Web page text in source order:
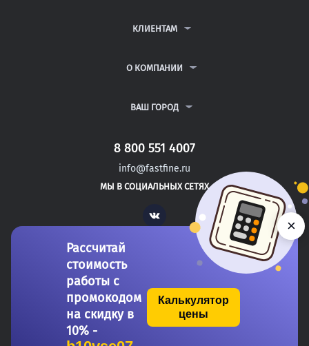
ДИПЛОМНЫЕ РАБОТЫ
РЕФЕРАТЫ
КЛИЕНТАМ
ВОПРОСЫ И ОТВЕТЫ
ПОЛИТИКА КОНФИДЕНЦИАЛЬНОСТИ
О КОМПАНИИ
КОНТАКТЫ
ВАШ ГОРОД
САНКТ-ПЕТЕРБУРГ
АНГАРСК
АРЗАМАС
8 800 551 4007
info@fastfine.ru
МЫ В СОЦИАЛЬНЫХ СЕТЯХ
Vk
Copyright 2011-2026 FastFine.ru
Рассчитай
стоимость
работы с
промокодом
на скидку в
10% -
Калькулятор
цены
×